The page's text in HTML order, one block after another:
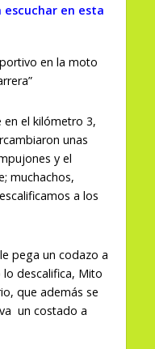
escuchar en esta
en la moto
en el kilómetro 3,
unas
y el
muchachos,
a los
pega un codazo a
lo descalifica, Mito
que además se
un costado a